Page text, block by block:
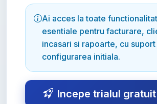
Ai acces la toate
esentiale pentru facturare,
incasari si rapoarte, cu
configurarea initiala.
Incepe trialul